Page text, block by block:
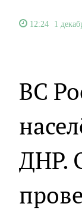
12:24 1
ВС
ДНР.